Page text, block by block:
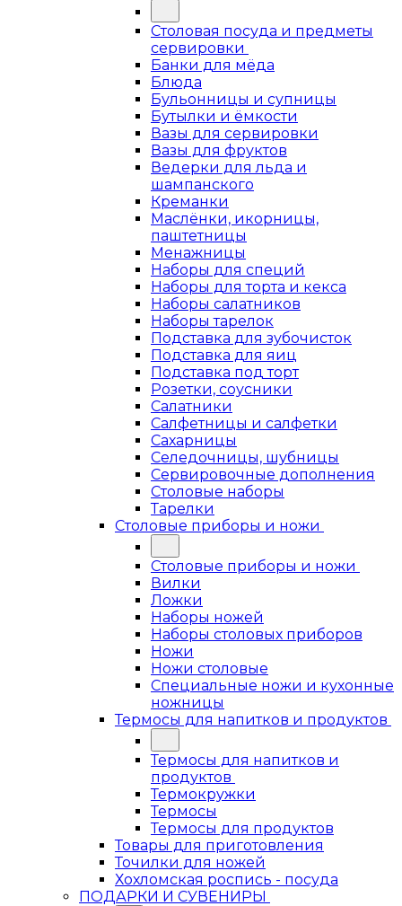
Столовая посуда и предметы
сервировки
Банки для мёда
Блюда
Бульонницы и супницы
Бутылки и ёмкости
Вазы для сервировки
Вазы для фруктов
Ведерки для льда и
шампанского
Креманки
Маслёнки, икорницы,
паштетницы
Менажницы
Наборы для специй
Наборы для торта и кекса
Наборы салатников
Наборы тарелок
Подставка для зубочисток
Подставка для яиц
Подставка под торт
Розетки, соусники
Салатники
Салфетницы и салфетки
Сахарницы
Селедочницы, шубницы
Сервировочные дополнения
Столовые наборы
Тарелки
Столовые приборы и ножи
Столовые приборы и ножи
Вилки
Ложки
Наборы ножей
Наборы столовых приборов
Ножи
Ножи столовые
Специальные ножи и кухонные
ножницы
Термосы для напитков и продуктов
Термосы для напитков и
продуктов
Термокружки
Термосы
Термосы для продуктов
Товары для приготовления
Точилки для ножей
Хохломская роспись - посуда
ПОДАРКИ И СУВЕНИРЫ